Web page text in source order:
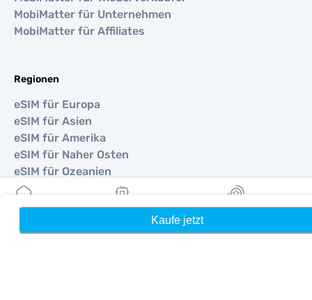
Kaufe jetzt
MobiMatter für Unternehmen
MobiMatter für Affiliates
Regionen
eSIM für Europa
eSIM für Asien
eSIM für Amerika
eSIM für Naher Osten
eSIM für Ozeanien
eSIM für Afrika
Länder
Meine eSIMs